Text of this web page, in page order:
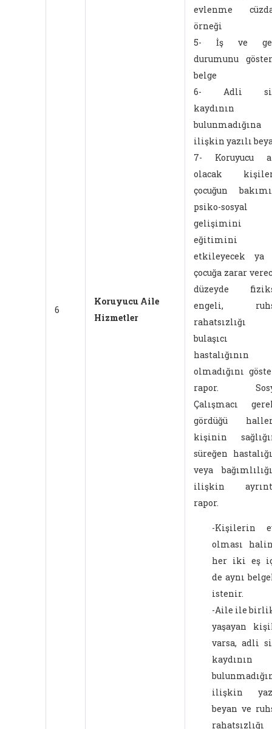
6
Koruyucu Aile
Hizmetler
evlenme
örneği
5- İş ve
durumunu
belge
6- Adli
kaydının
bulunmadığına
ilişkin yazılı
7- Koruyucu
olacak
çocuğun
psiko-sosyal
gelişimini
eğitimini
etkileyecek ya
çocuğa zarar
düzeyde
engeli,
rahatsızlığı
bulaşıcı
hastalığının
olmadığını
rapor.
Çalışmacı
gördüğü
kişinin
süreğen
veya
ilişkin
rapor.
-Kişilerin
olması
her iki eş
de aynı
istenir.
-Aile ile
yaşayan
varsa, adli
kaydının
ilişkin
beyan ve